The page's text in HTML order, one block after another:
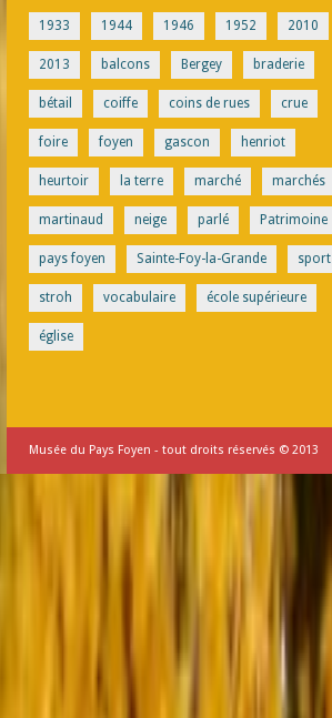
1933 1944 1946 1952 2010
2013 balcons Bergey braderie
bétail coiffe coins de rues crue
foire foyen gascon henriot
heurtoir la terre marché marchés
martinaud neige parlé Patrimoine
pays foyen Sainte-Foy-la-Grande sport
stroh vocabulaire école supérieure
église
Musée du Pays Foyen - tout droits réservés © 2013